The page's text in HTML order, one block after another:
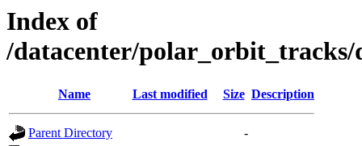
Index of
/datacenter/polar_orbit_tracks/
Name Last modified Size Description
Parent Directory
-